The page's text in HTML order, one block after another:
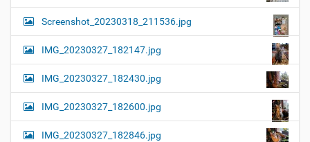
Screenshot_20230318_211536.jpg
IMG_20230327_182147.jpg
IMG_20230327_182430.jpg
IMG_20230327_182600.jpg
IMG_20230327_182846.jpg